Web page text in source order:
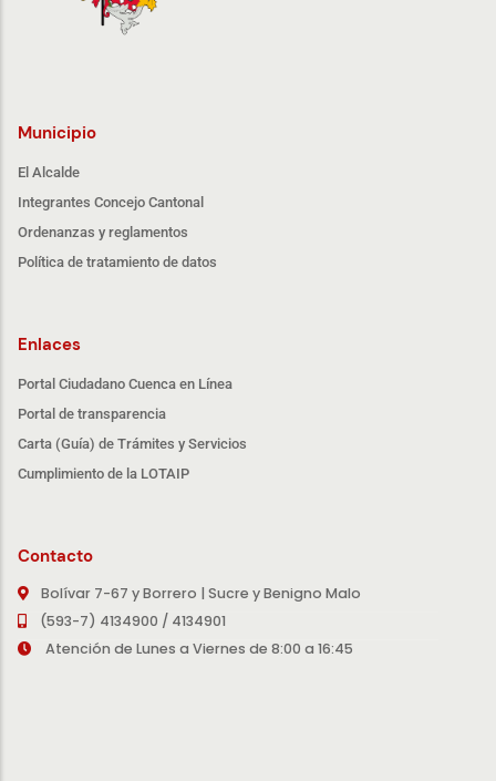
Municipio
El Alcalde
Integrantes Concejo Cantonal
Ordenanzas y reglamentos
Política de tratamiento de datos
Enlaces
Portal Ciudadano Cuenca en Línea
Portal de transparencia
Carta (Guía) de Trámites y Servicios
Cumplimiento de la LOTAIP
Contacto
Bolívar 7-67 y Borrero | Sucre y Benigno Malo
(593-7) 4134900 / 4134901
Atención de Lunes a Viernes de 8:00 a 16:45